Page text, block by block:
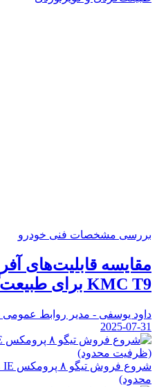
بررسی مشخصات فنی خودرو
KMC T9 برای طبیعت‌گردی و کویرنوردی
داود یوسفی - مدیر روابط عمومی
2025-07-31
محدود)